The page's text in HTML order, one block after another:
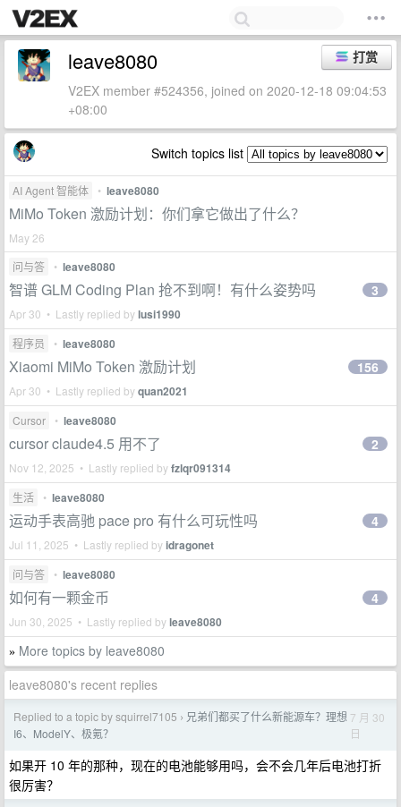
打赏
leave8080
V2EX member #524356, joined on 2020-12-18 09:04:53
+08:00
Switch topics list
AI Agent 智能体 • leave8080
MiMo Token 激励计划：你们拿它做出了什么？
May 26
问与答
• leave8080
智谱 GLM Coding Plan 抢不到啊！有什么姿势吗
Apr 30 • Lastly replied bylusi1990
3
程序员 • leave8080
Xiaomi MiMo Token 激励计划
Apr 30 • Lastly replied byquan2021
156
Cursor • leave8080
cursor claude4.5 用不了
Nov 12, 2025 • Lastly replied byfzlqr091314
2
生活 • leave8080
运动手表高驰 pace pro 有什么可玩性吗
Jul 11, 2025 • Lastly replied byidragonet
4
问与答 • leave8080
如何有一颗金币
Jun 30, 2025 • Lastly replied byleave8080
4
» More topics by leave8080
leave8080's recent replies
Replied to a topic by squirrel7105 › 兄弟们都买了什么新能源车？理想
I6、ModelY、极氪？
7 月 30
日
如果开 10 年的那种，现在的电池能够用吗，会不会几年后电池打折
很厉害？